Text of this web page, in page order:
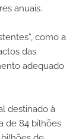
anuais.
como a
das
adequado
destinado à
de 84 bilhões